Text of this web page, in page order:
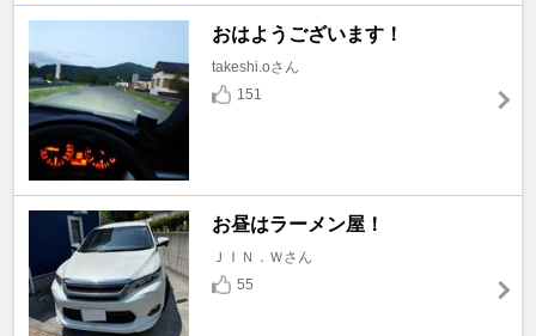
おはようございます！
takeshi.oさん
151
お昼はラーメン屋！
ＪＩＮ．Ｗさん
55